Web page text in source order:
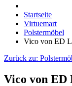
Startseite
Virtuemart
Polstermöbel
Vico von ED
Zurück zu:
Vico von ED